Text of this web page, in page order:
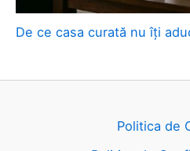
De ce casa curată nu îți
Politica de